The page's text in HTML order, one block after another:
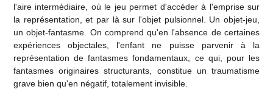
l'aire intermédiaire, où le jeu permet d'accéder à l'emprise sur
la représentation, et par là sur l'objet pulsionnel. Un objet-jeu,
un objet-fantasme. On comprend qu'en l'absence de certaines
expériences objectales, l'enfant ne puisse parvenir à la
représentation de fantasmes fondamentaux, ce qui, pour les
fantasmes originaires structurants, constitue un traumatisme
grave bien qu'en négatif, totalement invisible.